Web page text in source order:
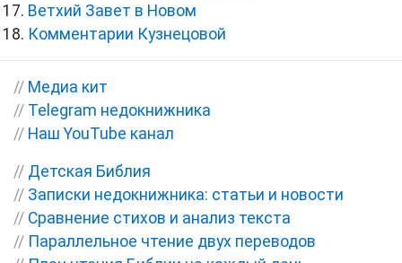
Ветхий Завет в Новом
Комментарии Кузнецовой
// Медиа кит
// Telegram недокнижника
// Наш YouTube канал
// Детская Библия
// Записки недокнижника: статьи и новости
// Сравнение стихов и анализ текста
// Параллельное чтение двух переводов